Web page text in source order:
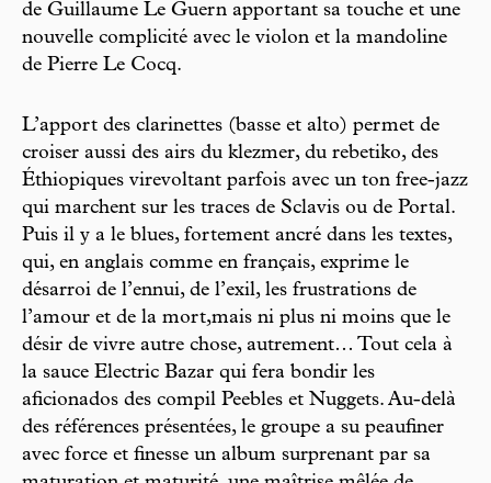
de Guillaume Le Guern apportant sa touche et une
nouvelle complicité avec le violon et la mandoline
de Pierre Le Cocq.
L’apport des clarinettes (basse et alto) permet de
croiser aussi des airs du klezmer, du rebetiko, des
Éthiopiques virevoltant parfois avec un ton free-jazz
qui marchent sur les traces de Sclavis ou de Portal.
Puis il y a le blues, fortement ancré dans les textes,
qui, en anglais comme en français, exprime le
désarroi de l’ennui, de l’exil, les frustrations de
l’amour et de la mort,mais ni plus ni moins que le
désir de vivre autre chose, autrement… Tout cela à
la sauce Electric Bazar qui fera bondir les
aficionados des compil Peebles et Nuggets. Au-delà
des références présentées, le groupe a su peaufiner
avec force et finesse un album surprenant par sa